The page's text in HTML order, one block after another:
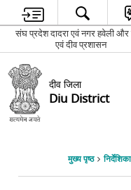
संघ प्रदेश दादरा एवं नगर हवेली
एवं दीव प्रशासन
दीव जिला
Diu District
मुख्य पृष्ठ निर्देशिका